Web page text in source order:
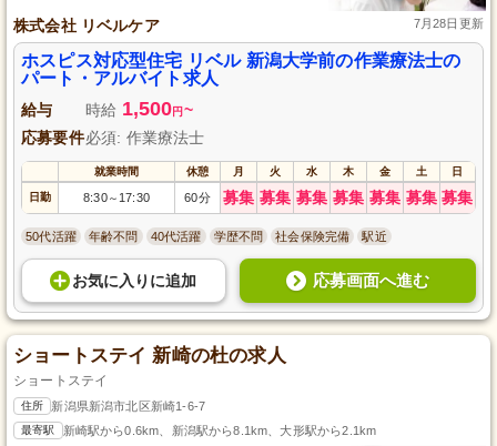
株式会社 リベルケア 7月28日更新
ホスピス対応型住宅 リベル 新潟大学前の作業療法士の
パート・アルバイト求人
給与 時給 1,500円 ~
応募要件必須: 作業療法士
就業時間 休憩 月 火 水 木 金 土 日
日勤 8:30～ 17:30 60分 募集 募集 募集 募集 募集 募集 募集
50代活躍 年齢不問 40代活躍 学歴不問 社会保険完備 駅近
お気に入り に追加 応募画面へ進む
ショートステイ 新崎の杜の求人
ショートステイ
住所 新潟県新潟市北区新崎1-6-7
最寄駅 新崎駅から0.6km、新潟駅から8.1km、大形駅から2.1km